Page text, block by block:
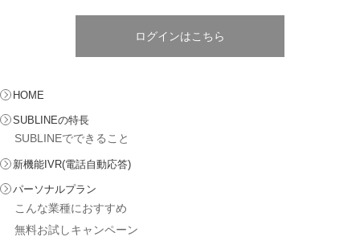
ログインはこちら
HOME
SUBLINEの特長
SUBLINEでできること
新機能IVR(電話自動応答)
パーソナルプラン
こんな業種におすすめ
無料お試しキャンペーン